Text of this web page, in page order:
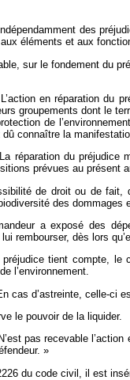
des
éléments et aux
sur le fondement du
en réparation du
groupements dont le
de
connaître la
réparation du préjudice
prévues au présent
de droit ou de fait,
des dommages
a exposé des
rembourser, dès lors
préjudice tient compte,
l’environnement.
cas d’astreinte, celle-ci
le pouvoir de la liquider.
pas recevable
»
du code civil, il est